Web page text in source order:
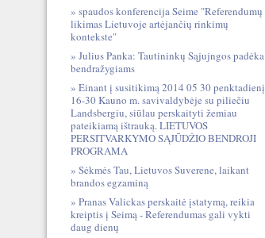
spaudos konferencija Seime "Referendumų
likimas Lietuvoje artėjančių rinkimų
kontekste"
Julius Panka: Tautininkų Sąjujngos padėka
bendražygiams
Einant į susitikimą 2014 05 30 penktadienį
16-30 Kauno m. savivaldybėje su piliečiu
Landsbergiu, siūlau perskaityti žemiau
pateikiamą ištrauką. LIETUVOS
PERSITVARKYMO SĄJŪDŽIO BENDROJI
PROGRAMA
Sėkmės Tau, Lietuvos Suverene, laikant
brandos egzaminą
Pranas Valickas perskaitė įstatymą, reikia
kreiptis į Seimą - Referendumas gali vykti
daug dienų